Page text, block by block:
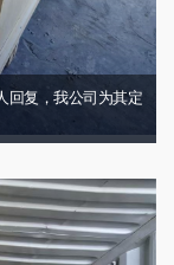
回复，我公司为其定